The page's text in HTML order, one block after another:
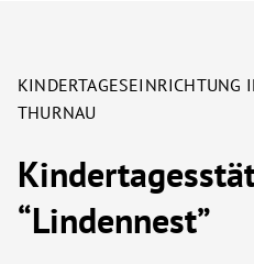
KINDERTAGESEINRICHTUNG
THURNAU
“Lindennest”